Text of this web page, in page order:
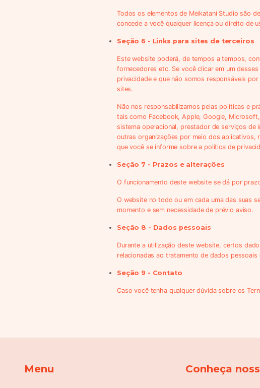
Todos os elementos de Meikatani Studio são
concede a você qualquer licença ou direito de
Seção 6 - Links para sites de terceiros
Este website poderá, de tempos a tempos,
fornecedores etc. Se você clicar em um
privacidade e que não somos responsáveis
sites.
Não nos responsabilizamos pelas políticas e
tais como Facebook, Apple, Google,
sistema operacional, prestador de serviços
outras organizações por meio dos aplicativos,
que você se informe sobre a política de
Seção 7 - Prazos e alterações
O funcionamento deste website se dá por
O website no todo ou em cada uma das suas
momento e sem necessidade de prévio aviso.
Seção 8 - Dados pessoais
Durante a utilização deste website, certos
relacionadas ao tratamento de dados
Seção 9 - Contato
Caso você tenha qualquer dúvida sobre os
Menu Conheça